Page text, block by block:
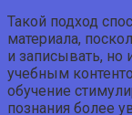
Такой подход
материала,
и записывать, но
учебным
обучение
познания более